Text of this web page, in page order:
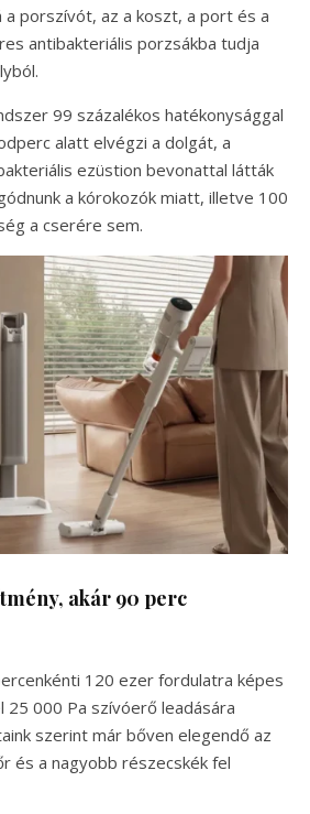
a porszívót, az a koszt, a port és a
antibakteriális porzsákba tudja
99 százalékos hatékonysággal
alatt elvégzi a dolgát, a
ezüstion bevonattal látták
a kórokozók miatt, illetve 100
a cserére sem.
akár 90 perc
120 ezer fordulatra képes
000 Pa szívóerő leadására
szerint már bőven elegendő az
és a nagyobb részecskék fel